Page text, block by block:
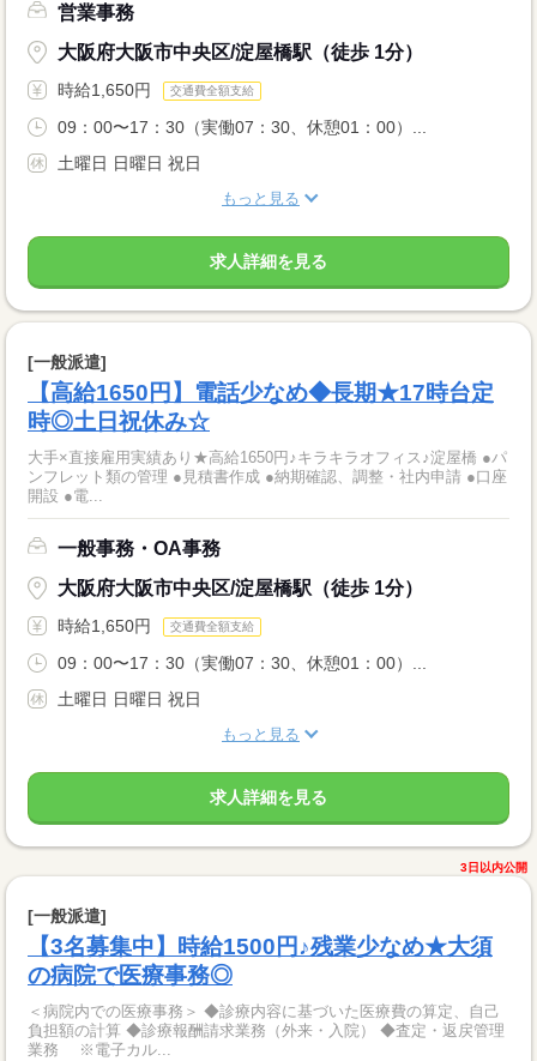
営業事務
大阪府大阪市中央区/淀屋橋駅（徒歩 1分）
時給1,650円 交通費全額支給
09：00〜17：30（実働07：30、休憩01：00）...
土曜日 日曜日 祝日
もっと見る
求人詳細を見る
[一般派遣]
【高給1650円】電話少なめ◆長期★17時台定
時◎土日祝休み☆
大手×直接雇用実績あり★高給1650円♪キラキラオフィス♪淀屋橋 ●パ
ンフレット類の管理 ●見積書作成 ●納期確認、調整・社内申請 ●口座
開設 ●電...
一般事務・OA事務
大阪府大阪市中央区/淀屋橋駅（徒歩 1分）
時給1,650円 交通費全額支給
09：00〜17：30（実働07：30、休憩01：00）...
土曜日 日曜日 祝日
もっと見る
求人詳細を見る
3日以内公開
[一般派遣]
【3名募集中】時給1500円♪残業少なめ★大須
の病院で医療事務◎
＜病院内での医療事務＞ ◆診療内容に基づいた医療費の算定、自己
負担額の計算 ◆診療報酬請求業務（外来・入院） ◆査定・返戻管理
業務 ※電子カル...